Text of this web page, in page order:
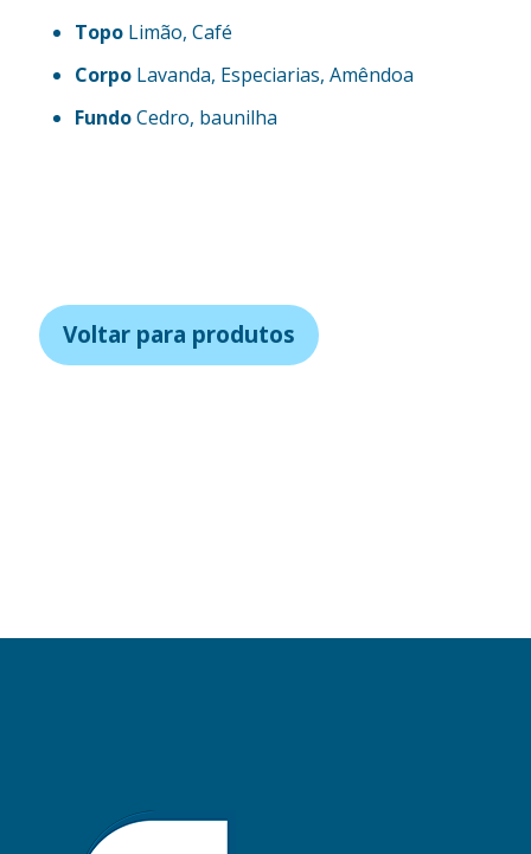
Topo Limão, Café
Corpo Lavanda, Especiarias, Amêndoa
FundoCedro, baunilha
Voltar para produtos